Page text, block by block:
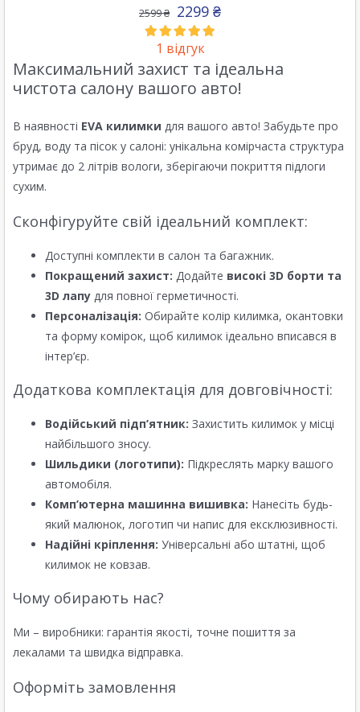
2599₴ 2299 ₴
1 відгук
Максимальний захист та ідеальна
чистота салону вашого авто!
В наявності EVA килимки для вашого авто! Забудьте про
бруд, воду та пісок у салоні: унікальна комірчаста структура
утримає до 2 літрів вологи, зберігаючи покриття підлоги
сухим.
Сконфігуруйте свій ідеальний комплект:
Доступні комплекти в салон та багажник.
Покращений захист: Додайте високі 3D борти та
3D лапу для повної герметичності.
Персоналізація: Обирайте колір килимка, окантовки
та форму комірок, щоб килимок ідеально вписався в
інтер’єр.
Додаткова комплектація для довговічності:
Водійський підп’ятник: Захистить килимок у місці
найбільшого зносу.
Шильдики (логотипи): Підкреслять марку вашого
автомобіля.
Комп’ютерна машинна вишивка: Нанесіть будь-
який малюнок, логотип чи напис для ексклюзивності.
Надійні кріплення: Універсальні або штатні, щоб
килимок не ковзав.
Чому обирають нас?
Ми – виробники: гарантія якості, точне пошиття за
лекалами та швидка відправка.
Оформіть замовлення